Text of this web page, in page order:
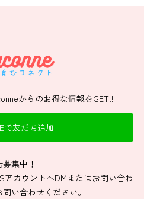
からのお得な情報をGET!!
で友だち追加
募集中！
アカウントへDMまたはお問い合わ
い合わせください。